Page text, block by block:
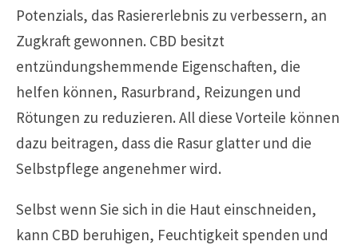
Potenzials, das Rasiererlebnis zu verbessern, an
Zugkraft gewonnen. CBD besitzt
entzündungshemmende Eigenschaften, die
helfen können, Rasurbrand, Reizungen und
Rötungen zu reduzieren. All diese Vorteile können
dazu beitragen, dass die Rasur glatter und die
Selbstpflege angenehmer wird.
Selbst wenn Sie sich in die Haut einschneiden,
kann CBD beruhigen, Feuchtigkeit spenden und